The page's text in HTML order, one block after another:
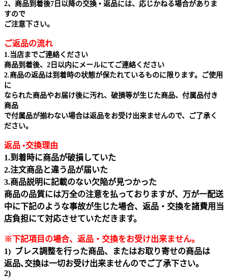
2、商品到着後7日以降の交換 • 返品には、応じかねる場合がありま
すので
ご注意下さい。
ご返品の流れ
1.当店までご連絡ください
商品到着後、2日以内にメールにてご連絡ください
2.商品の返品は到着時の状態が保たれているものに限ります。ご使用
に
なられた商品やお届け後に汚れ、破損等が生じた商品、付属品付き
商品
で付属品が揃わない場合は返品をお受け出来ませんので、ご了承く
ださい。
返品 •交換理由
1.到着時に商品が破損していた
2.注文商品と違う品が届いた
3.商品説明に記載のない欠陥が見つかった
商品の品質には万全の注意を払っておりますが、万が一配送
中に下記のような事故が生じた場合、返品・交換を諸費用当
店負担にて対応させていただきます。
※下記項目の場合、返品・交換をお受け出来ません｡
1) ブレス調整を行った商品、またはお取り寄せの商品は
返品､交換は一切お受け出来ませんのでご了承下さい。
2)